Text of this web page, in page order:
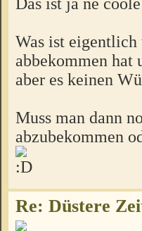
Was ist
abbekommen hat
aber es keinen
Muss man dann
abzubekommen
Re: Düstere